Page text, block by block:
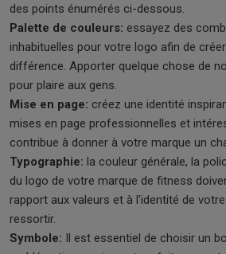
des points énumérés ci-dessous.
Palette de couleurs: essayez des
inhabituelles pour votre logo afin de
différence. Apporter quelque chose de
pour plaire aux gens.
Mise en page: créez une identité
mises en page professionnelles et
contribue à donner à votre marque un
Typographie: la couleur générale, la
du logo de votre marque de fitness
rapport aux valeurs et à l'identité de
ressortir.
Symbole: Il est essentiel de choisir un